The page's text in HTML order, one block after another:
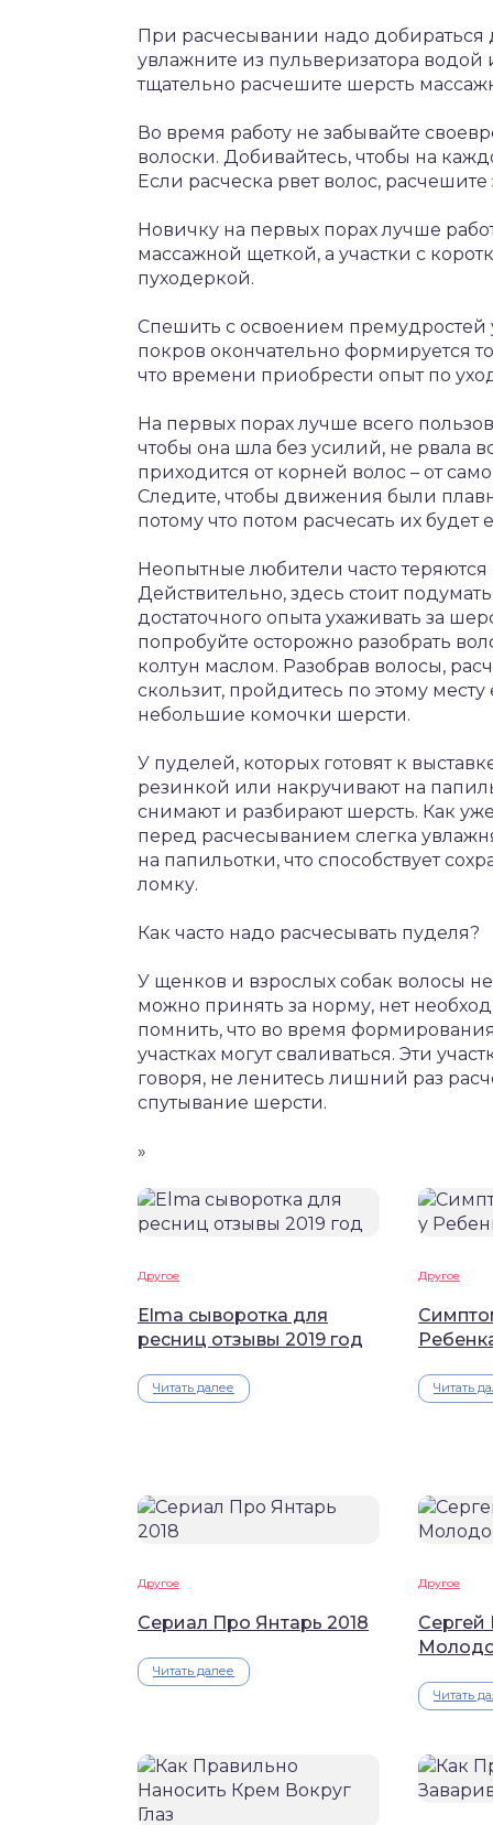
При расчесывании надо добираться
увлажните из пульверизатора
тщательно расчешите шерсть
Во время работу не забывайте
волоски. Добивайтесь, чтобы на
Если расческа рвет волос,
Новичку на первых порах лучше
массажной щеткой, а участки с
пуходеркой.
Спешить с освоением премудростей
покров окончательно формируется
что времени приобрести опыт по
На первых порах лучше всего
чтобы она шла без усилий, не рвала
приходится от корней волос – от
Следите, чтобы движения были
потому что потом расчесать их будет
Неопытные любители часто теряются
Действительно, здесь стоит
достаточного опыта ухаживать за
попробуйте осторожно разобрать
колтун маслом. Разобрав волосы,
скользит, пройдитесь по этому
небольшие комочки шерсти.
У пуделей, которых готовят к
резинкой или накручивают на
снимают и разбирают шерсть. Как
перед расчесыванием слегка
на папильотки, что способствует
ломку.
Как часто надо расчесывать пуделя?
У щенков и взрослых собак волосы
можно принять за норму, нет
помнить, что во время
участках могут сваливаться. Эти
говоря, не ленитесь лишний раз
спутывание шерсти.
»
Другое
Elma сыворотка для
ресниц отзывы 2019 год
Читать далее
Другое
Читать
Другое
Сериал Про Янтарь 2018
Читать далее
Другое
Сергей
Читать